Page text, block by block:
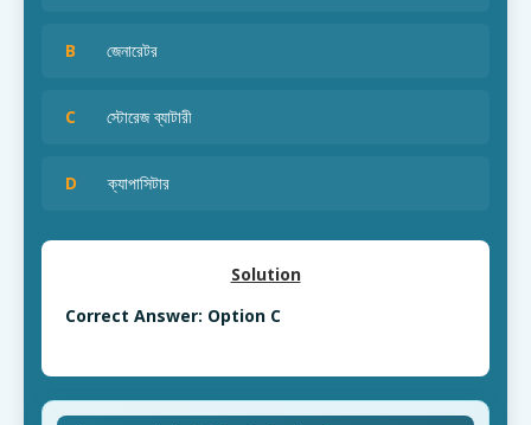
B জেনারেটর
C স্টোরেজ ব্যাটারী
D ক্যাপাসিটার
Solution
Correct Answer: Option C